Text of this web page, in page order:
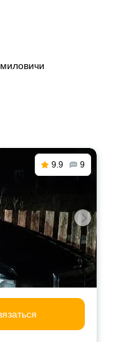
9.9 9